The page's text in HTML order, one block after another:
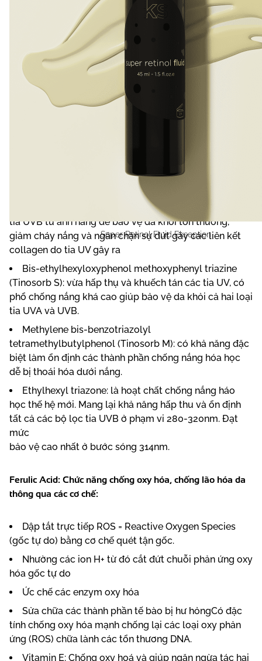
Super Retinol Fluid Ekseption
Review kem chống nắng All Day Shield
Kem chống nắng Ekseption all day shield
chống nắng thế hệ mới Helioguard 365, chiết xuất từ
tảo đỏ Porphyra umbilicalis. Đây là hoạt chất hấp thụ
nắng Ekseption All day shield còn có các màng lọc:
Ethylhexyl methoxycinnamate: Có tác dụng hấp thụ
tia UVB từ ánh nắng để bảo vệ da khỏi tổn thương,
giảm cháy nắng và ngăn chặn sự đứt gãy các liên kết
collagen do tia UV gây ra
Bis-ethylhexyloxyphenol methoxyphenyl triazine
(Tinosorb S): vừa hấp thụ và khuếch tán các tia UV, có
phổ chống nắng khá cao giúp bảo vệ da khỏi cả hai loại
tia UVA và UVB.
Methylene bis-benzotriazolyl
tetramethylbutylphenol (Tinosorb M): có khả năng đặc
biệt làm ổn định các thành phần chống nắng hóa học
dễ bị thoái hóa dưới nắng.
Ethylhexyl triazone: là hoạt chất chống nắng háo
học thế hệ mới. Mang lại khả năng hấp thu và ổn định
tất cả các bộ lọc tia UVB ở phạm vi 280-320nm. Đạt
mức
bảo vệ cao nhất ở bước sóng 314nm.
Ferulic Acid: Chức năng chống oxy hóa, chống lão hóa da
thông qua các cơ chế:
Dập tắt trực tiếp ROS = Reactive Oxygen Species
(gốc tự do) bằng cơ chế quét tận gốc.
Nhường các ion H+ từ đó cắt đứt chuỗi phản ứng oxy
hóa gốc tự do
Ức chế các enzym oxy hóa
Sửa chữa các thành phần tế bào bị hư hỏngCó đặc
tính chống oxy hóa mạnh chống lại các loại oxy phản
ứng (ROS) chữa lành các tổn thương DNA.
Vitamin E: Chống oxy hoá và giúp ngăn ngừa tác hại